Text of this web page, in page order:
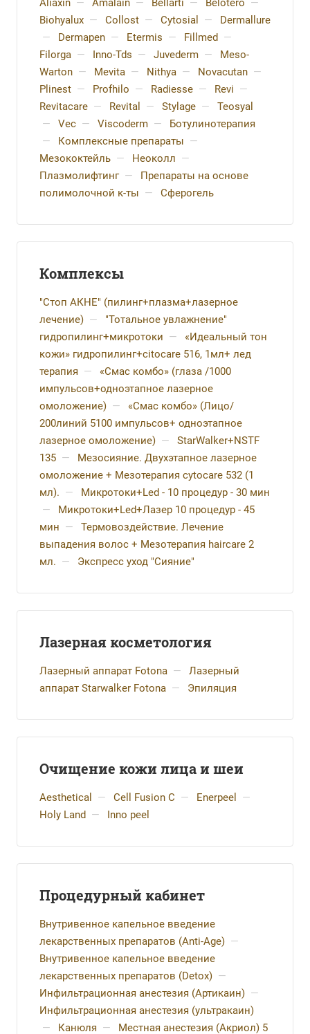
Aliaxin — Amalain — Bellarti — Belotero —
Biohyalux — Collost — Cytosial —
Dermallure
—
Dermapen — Etermis — Fillmed —
Filorga — Inno-Tds — Juvederm —
Meso-
Warton — Mevita — Nithya — Novacutan —
Plinest — Profhilo — Radiesse — Revi —
Revitacare — Revital — Stylage —
Teosyal
—
Vec — Viscoderm —
Ботулинотерапия
—
Комплексные препараты —
Мезококтейль — Неоколл —
Плазмолифтинг —
Препараты на основе
полимолочной к-ты — Сферогель
Комплексы
"Стоп АКНЕ" (пилинг+плазма+лазерное
лечение) —
"Тотальное увлажнение"
гидропилинг+микротоки —
«Идеальный тон
кожи» гидропилинг+citocare 516, 1мл+ лед
терапия —
«Смас комбо» (глаза /1000
импульсов+одноэтапное лазерное
омоложение) —
«Смас комбо» (Лицо/
200линий 5100 импульсов+ одноэтапное
лазерное омоложение) —
StarWalker+NSTF
135 —
Мезосияние. Двухэтапное лазерное
омоложение + Мезотерапия cytocare 532 (1
мл). —
Микротоки+Led - 10 процедур - 30 мин
—
Микротоки+Led+Лазер 10 процедур - 45
мин —
Термовоздействие. Лечение
выпадения волос + Мезотерапия haircare 2
мл. — Экспресс уход "Сияние"
Лазерная косметология
Лазерный аппарат Fotona —
Лазерный
аппарат Starwalker Fotona — Эпиляция
Очищение кожи лица и шеи
Aesthetical — Cell Fusion C — Enerpeel
—
Holy Land — Inno peel
Процедурный кабинет
Внутривенное капельное введение
лекарственных препаратов (Anti-Age) —
Внутривенное капельное введение
лекарственных препаратов (Detox) —
Инфильтрационная анестезия (Артикаин) —
Инфильтрационная анестезия (ультракаин)
—
Канюля — Местная анестезия (Акриол) 5